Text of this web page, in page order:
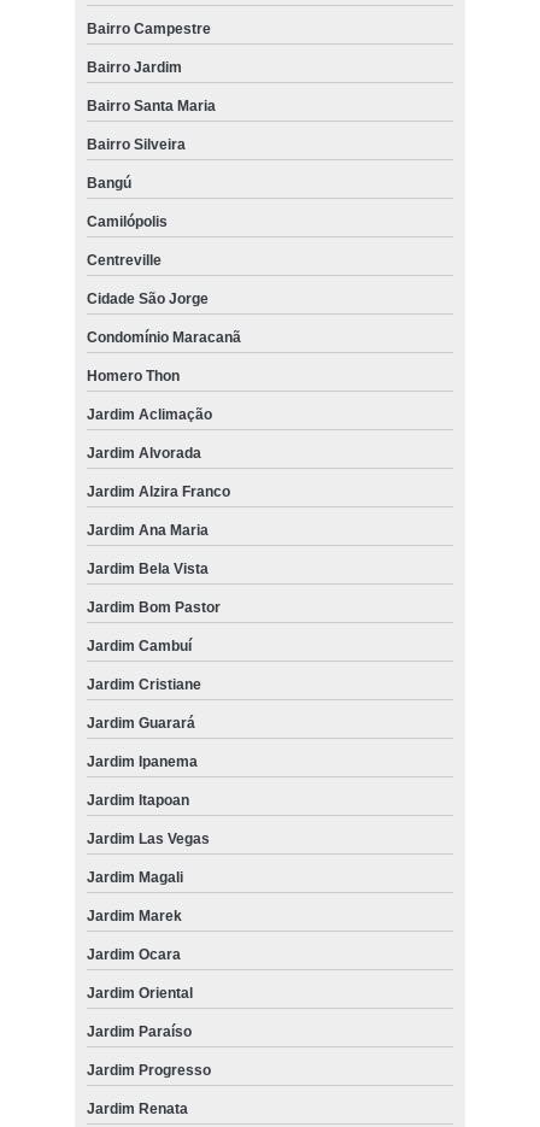
Bairro Campestre
Bairro Jardim
Bairro Santa Maria
Bairro Silveira
Bangú
Camilópolis
Centreville
Cidade São Jorge
Condomínio Maracanã
Homero Thon
Jardim Aclimação
Jardim Alvorada
Jardim Alzira Franco
Jardim Ana Maria
Jardim Bela Vista
Jardim Bom Pastor
Jardim Cambuí
Jardim Cristiane
Jardim Guarará
Jardim Ipanema
Jardim Itapoan
Jardim Las Vegas
Jardim Magali
Jardim Marek
Jardim Ocara
Jardim Oriental
Jardim Paraíso
Jardim Progresso
Jardim Renata